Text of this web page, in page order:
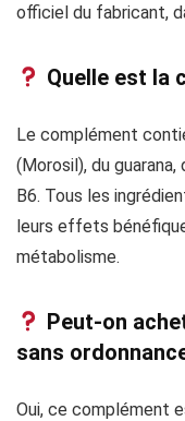
officiel du fabricant,
Quelle est la
Le complément
(Morosil), du
B6. Tous les
leurs effets
métabolisme.
Peut-on
sans
Oui, ce complément